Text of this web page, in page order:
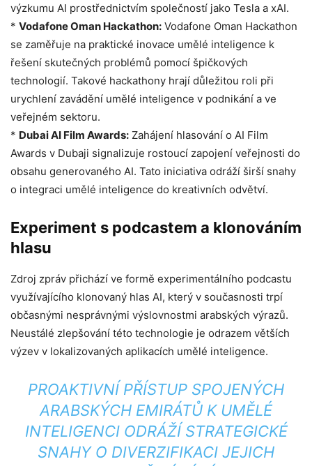
výzkumu AI prostřednictvím společností jako Tesla a xAI.
* Vodafone Oman Hackathon: Vodafone Oman Hackathon
se zaměřuje na praktické inovace umělé inteligence k
řešení skutečných problémů pomocí špičkových
technologií. Takové hackathony hrají důležitou roli při
urychlení zavádění umělé inteligence v podnikání a ve
veřejném sektoru.
* Dubai AI Film Awards: Zahájení hlasování o AI Film
Awards v Dubaji signalizuje rostoucí zapojení veřejnosti do
obsahu generovaného AI. Tato iniciativa odráží širší snahy
o integraci umělé inteligence do kreativních odvětví.
Experiment s podcastem a klonováním
hlasu
Zdroj zpráv přichází ve formě experimentálního podcastu
využívajícího klonovaný hlas AI, který v současnosti trpí
občasnými nesprávnými výslovnostmi arabských výrazů.
Neustálé zlepšování této technologie je odrazem větších
výzev v lokalizovaných aplikacích umělé inteligence.
PROAKTIVNÍ PŘÍSTUP SPOJENÝCH
ARABSKÝCH EMIRÁTŮ K UMĚLÉ
INTELIGENCI ODRÁŽÍ STRATEGICKÉ
SNAHY O DIVERZIFIKACI JEJICH